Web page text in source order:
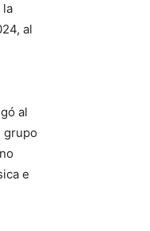
la
al
al
grupo
e